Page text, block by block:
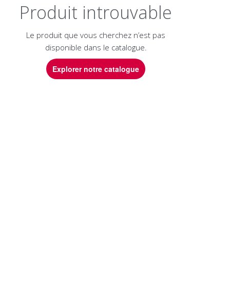
Produit introuvable
Le produit que vous cherchez n’est pas
disponible dans le catalogue.
Explorer notre catalogue